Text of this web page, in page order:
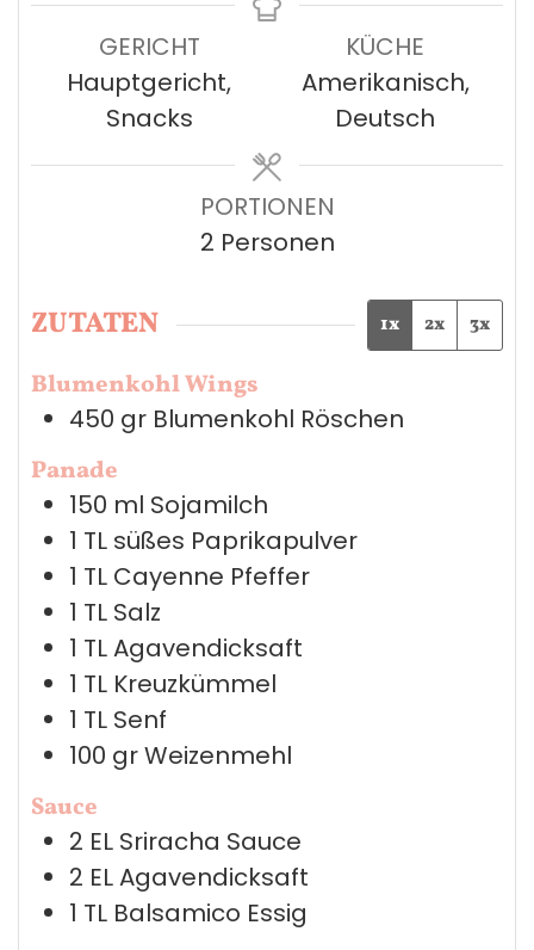
GERICHT
Hauptgericht,
Snacks
KÜCHE
Amerikanisch,
Deutsch
PORTIONEN
2 Personen
ZUTATEN 1x 2x 3x
Blumenkohl Wings
450 gr Blumenkohl Röschen
Panade
150 ml Sojamilch
1 TL süßes Paprikapulver
1 TL Cayenne Pfeffer
1 TL Salz
1 TLAgavendicksaft
1 TL Kreuzkümmel
1 TL Senf
100 grWeizenmehl
Sauce
2 EL Sriracha Sauce
2 ELAgavendicksaft
1 TL Balsamico Essig